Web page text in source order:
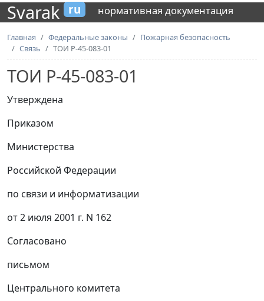
Svarak ru нормативная документация
Главная Федеральные законы
Пожарная безопасность
Связь
ТОИ Р-45-083-01
ТОИ Р-45-083-01
Утверждена
Приказом
Министерства
Российской Федерации
по связи и информатизации
от 2 июля 2001 г. N 162
Согласовано
письмом
Центрального комитета